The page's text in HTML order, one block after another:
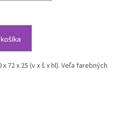
72 x 25 (v x š x hl). Veľa farebných